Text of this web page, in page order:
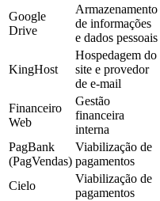
Google
Drive
Armazenamento
de informações
e dados pessoais
KingHost
Hospedagem do
site e provedor
de e-mail
Financeiro
Web
Gestão
financeira
interna
PagBank
(PagVendas)
Viabilização de
pagamentos
Cielo
Viabilização de
pagamentos